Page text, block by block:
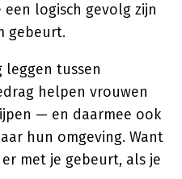
logisch gevolg zijn
gebeurt.
leggen tussen
helpen vrouwen
— en daarmee ook
hun omgeving. Want
met je gebeurt, als je